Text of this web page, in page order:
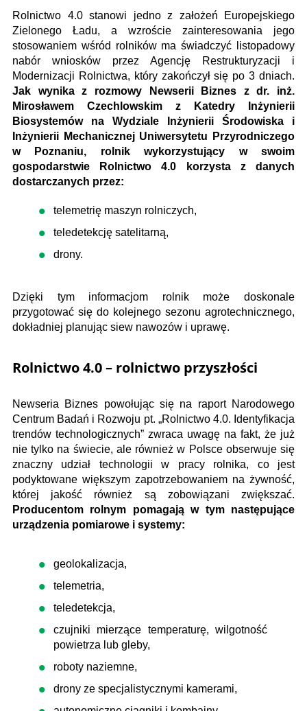
Rolnictwo 4.0 stanowi jedno z założeń Europejskiego
Zielonego Ładu, a wzroście zainteresowania jego
stosowaniem wśród rolników ma świadczyć listopadowy
nabór wniosków przez Agencję Restrukturyzacji i
Modernizacji Rolnictwa, który zakończył się po 3 dniach.
Jak wynika z rozmowy Newserii Biznes z dr. inż.
Mirosławem Czechlowskim z Katedry Inżynierii
Biosystemów na Wydziale Inżynierii Środowiska i
Inżynierii Mechanicznej Uniwersytetu Przyrodniczego
w Poznaniu, rolnik wykorzystujący w swoim
gospodarstwie Rolnictwo 4.0 korzysta z danych
dostarczanych przez:
telemetrię maszyn rolniczych,
teledetekcję satelitarną,
drony.
Dzięki tym informacjom rolnik może doskonale
przygotować się do kolejnego sezonu agrotechnicznego,
dokładniej planując siew nawozów i uprawę.
Rolnictwo 4.0 – rolnictwo przyszłości
Newseria Biznes powołując się na raport Narodowego
Centrum Badań i Rozwoju pt. „Rolnictwo 4.0. Identyfikacja
trendów technologicznych” zwraca uwagę na fakt, że już
nie tylko na świecie, ale również w Polsce obserwuje się
znaczny udział technologii w pracy rolnika, co jest
podyktowane większym zapotrzebowaniem na żywność,
której jakość również są zobowiązani zwiększać.
Producentom rolnym pomagają w tym następujące
urządzenia pomiarowe i systemy:
geolokalizacja,
telemetria,
teledetekcja,
czujniki mierzące temperaturę, wilgotność
powietrza lub gleby,
roboty naziemne,
drony ze specjalistycznymi kamerami,